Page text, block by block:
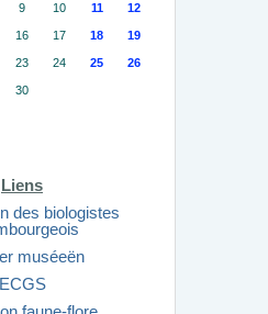
9 10 11 12
16 17 18 19
23 24 25 26
30
Liens
des biologistes
muséeën
ECGS